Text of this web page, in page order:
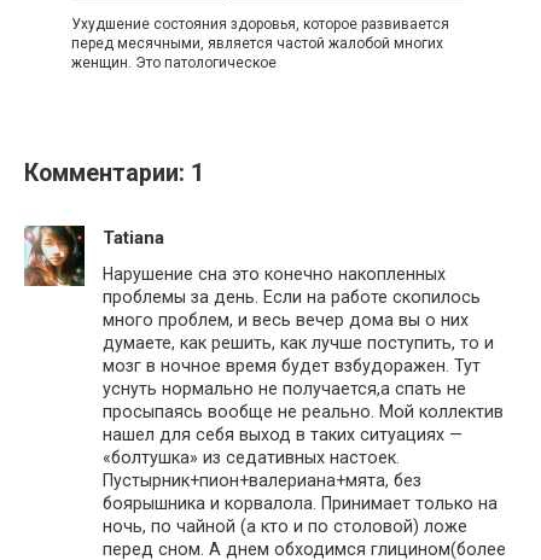
Ухудшение состояния здоровья, которое развивается
перед месячными, является частой жалобой многих
женщин. Это патологическое
Комментарии: 1
Tatiana
Нарушение сна это конечно накопленных
проблемы за день. Если на работе скопилось
много проблем, и весь вечер дома вы о них
думаете, как решить, как лучше поступить, то и
мозг в ночное время будет взбудоражен. Тут
уснуть нормально не получается,а спать не
просыпаясь вообще не реально. Мой коллектив
нашел для себя выход в таких ситуациях —
«болтушка» из седативных настоек.
Пустырник+пион+валериана+мята, без
боярышника и корвалола. Принимает только на
ночь, по чайной (а кто и по столовой) ложе
перед сном. А днем обходимся глицином(более